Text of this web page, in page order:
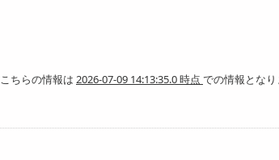
こちらの情報は 2026-07-09 14:13:35.0 時点 での情報とな